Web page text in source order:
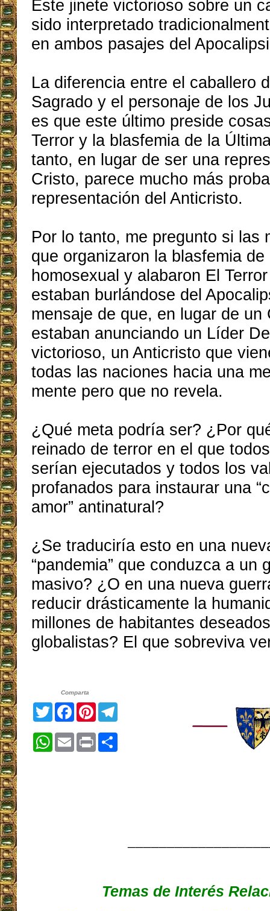
Este jinete victorioso sobre un
sido interpretado
en ambos pasajes del
La diferencia entre el caballero
Sagrado y el personaje de los
es que este último preside
Terror y la blasfemia de la
tanto, en lugar de ser una
Cristo, parece mucho más
representación del Anticristo.
Por lo tanto, me pregunto si las
que organizaron la blasfemia de
homosexual y alabaron El
estaban burlándose del
mensaje de que, en lugar de
estaban anunciando un Líder
victorioso, un Anticristo que
todas las naciones hacia una
mente pero que no revela.
¿Qué meta podría ser? ¿Por
reinado de terror en el que
serían ejecutados y todos los
profanados para instaurar una
amor” antinatural?
¿Se traduciría esto en una
“pandemia” que conduzca a un
masivo? ¿O en una nueva
reducir drásticamente la
millones de habitantes
globalistas? El que sobreviva
Comparta
TwitterFacebook
PinterestTelegram
WhatsApp
EmailPrintShare
Temas de Interés